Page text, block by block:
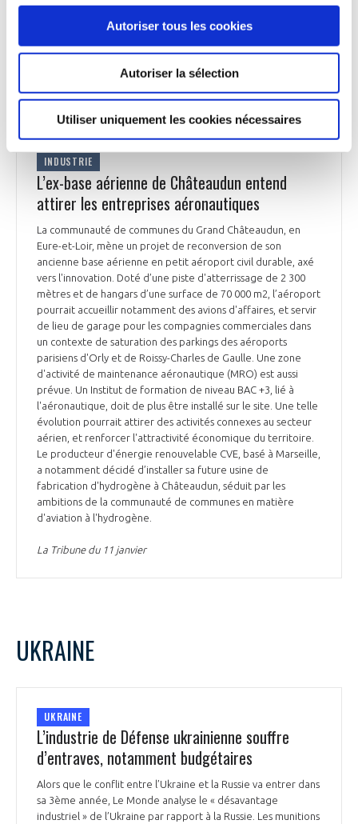
Autoriser tous les cookies
Autoriser la sélection
Utiliser uniquement les cookies nécessaires
INDUSTRIE
INDUSTRIE
L’ex-base aérienne de Châteaudun entend
attirer les entreprises aéronautiques
La communauté de communes du Grand Châteaudun, en
Eure-et-Loir, mène un projet de reconversion de son
ancienne base aérienne en petit aéroport civil durable, axé
vers l'innovation. Doté d’une piste d'atterrissage de 2 300
mètres et de hangars d’une surface de 70 000 m2, l’aéroport
pourrait accueillir notamment des avions d'affaires, et servir
de lieu de garage pour les compagnies commerciales dans
un contexte de saturation des parkings des aéroports
parisiens d'Orly et de Roissy-Charles de Gaulle. Une zone
d'activité de maintenance aéronautique (MRO) est aussi
prévue. Un Institut de formation de niveau BAC +3, lié à
l'aéronautique, doit de plus être installé sur le site. Une telle
évolution pourrait attirer des activités connexes au secteur
aérien, et renforcer l'attractivité économique du territoire.
Le producteur d'énergie renouvelable CVE, basé à Marseille,
a notamment décidé d’installer sa future usine de
fabrication d'hydrogène à Châteaudun, séduit par les
ambitions de la communauté de communes en matière
d'aviation à l'hydrogène.
La Tribune du 11 janvier
UKRAINE
UKRAINE
L’industrie de Défense ukrainienne souffre
d’entraves, notamment budgétaires
Alors que le conflit entre l’Ukraine et la Russie va entrer dans
sa 3ème année, Le Monde analyse le « désavantage
industriel » de l’Ukraine par rapport à la Russie. Les munitions